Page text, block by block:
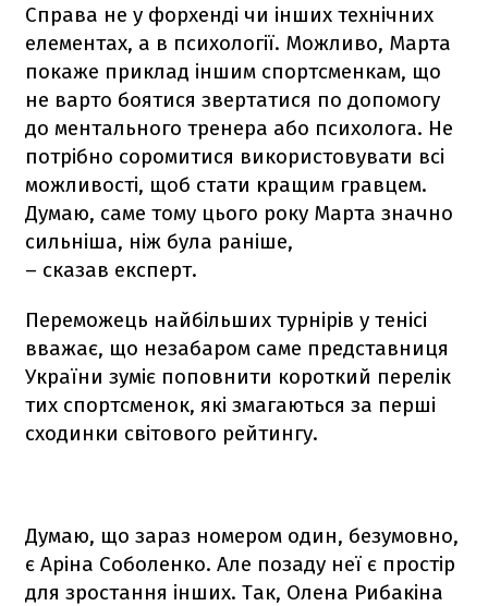
Справа не у форхенді чи інших технічних
елементах, а в психології. Можливо, Марта
покаже приклад іншим спортсменкам, що
не варто боятися звертатися по допомогу
до ментального тренера або психолога. Не
потрібно соромитися використовувати всі
можливості, щоб стати кращим гравцем.
Думаю, саме тому цього року Марта значно
сильніша, ніж була раніше,
– сказав експерт.
Переможець найбільших турнірів у тенісі
вважає, що незабаром саме представниця
України зуміє поповнити короткий перелік
тих спортсменок, які змагаються за перші
сходинки світового рейтингу.
Думаю, що зараз номером один, безумовно,
є Аріна Соболенко. Але позаду неї є простір
для зростання інших. Так, Олена Рибакіна